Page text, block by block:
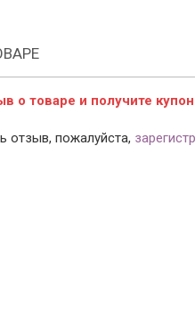
о товаре и получите
отзыв, пожалуйста,